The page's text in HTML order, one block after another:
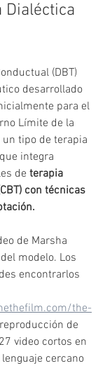
Dialéctica
(DBT)
desarrollado
para el
Límite de la
un tipo de terapia
integra
de terapia
con técnicas
de Marsha
modelo. Los
encontrarlos
the-
de
video cortos en
cercano